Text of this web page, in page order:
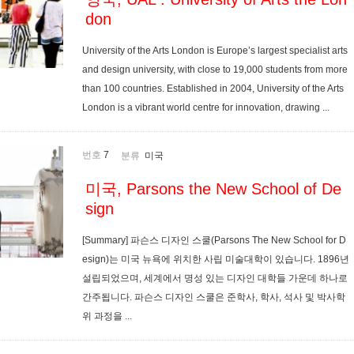
don
University of the Arts London is Europe’s largest specialist arts
and design university, with close to 19,000 students from more
than 100 countries. Established in 2004, University of the Arts
London is a vibrant world centre for innovation, drawing ...
번호 7 분류 미국
미국, Parsons the New School of De
sign
[Summary] 파슨스 디자인 스쿨(Parsons The New School for D
esign)는 미국 뉴욕에 위치한 사립 미술대학이 있습니다. 1896년
설립되었으며, 세계에서 명성 있는 디자인 대학들 가운데 하나로
간주됩니다. 파슨스 디자인 스쿨은 준학사, 학사, 석사 및 박사학
위 과정을 ...